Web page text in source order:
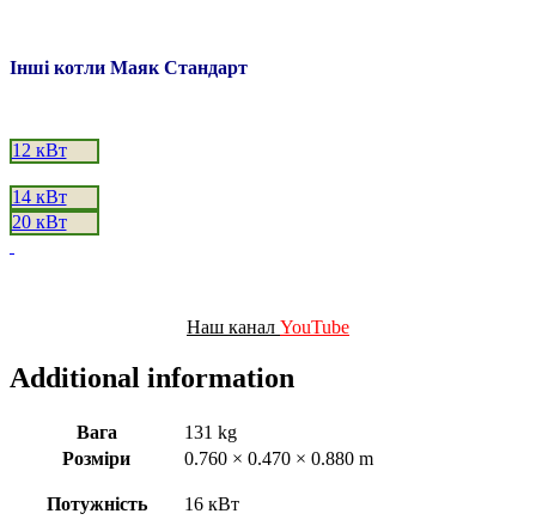
Інші котли Маяк Стандарт
12 кВт
14 кВт
20 кВт
Наш канал YouTube
Additional information
Вага
131 kg
Розміри
0.760 × 0.470 × 0.880 m
Потужність 16 кВт